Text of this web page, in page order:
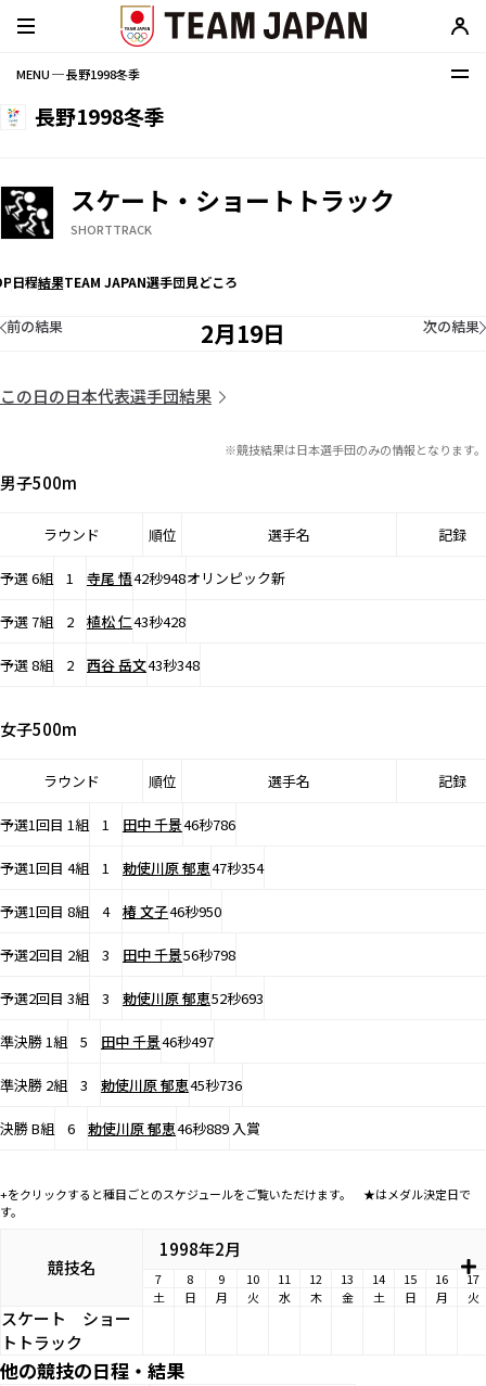
MENU ─ 長野1998冬季
長野1998冬季
スケート・ショートトラック
SHORTTRACK
日程結果TEAM JAPAN選手団見どころ
2月19日
前の結果 次の結果
この日の日本代表選手団結果
※競技結果は日本選手団のみの情報となります。
男子500m
ラウンド 順位 選手名 記録
予選 6組 1 寺尾 悟42秒948オリンピック新
予選 7組 2 植松 仁43秒428
予選 8組 2 西谷 岳文43秒348
女子500m
ラウンド 順位 選手名 記録
予選1回目 1組 1 田中 千景46秒786
予選1回目 4組 1 勅使川原 郁恵47秒354
予選1回目 8組 4 椿 文子46秒950
予選2回目 2組 3 田中 千景56秒798
予選2回目 3組 3 勅使川原 郁恵52秒693
準決勝 1組 5 田中 千景46秒497
準決勝 2組 3 勅使川原 郁恵45秒736
決勝 B組 6 勅使川原 郁恵46秒889 入賞
+をクリックすると種目ごとのスケジュールをご覧いただけます。 ★はメダル決定日で
す。
競技名
1998年2月
7 8 9 10 11 12 13 14 15 16
17
土
日 月 火 水 木 金 土 日 月 火
スケート ショー
トトラック
他の競技の日程・結果